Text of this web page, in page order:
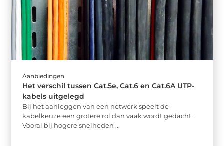
Aanbiedingen
Het verschil tussen Cat.5e, Cat.6 en Cat.6A UTP-
kabels uitgelegd
Bij het aanleggen van een netwerk speelt de
kabelkeuze een grotere rol dan vaak wordt gedacht.
Vooral bij hogere snelheden ...